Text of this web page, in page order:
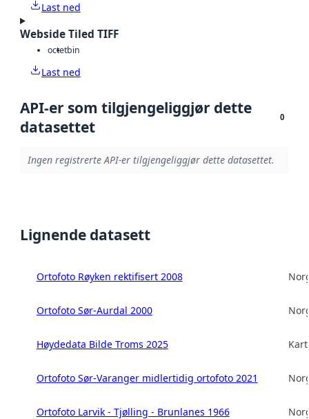
Last ned
Webside Tiled TIFF
octetbin
Last ned
API-er som tilgjengeliggjør dette
datasettet
0
Ingen registrerte API-er tilgjengeliggjør dette datasettet.
Lignende datasett
Ortofoto Røyken rektifisert 2008
Ortofoto Sør-Aurdal 2000
Høydedata Bilde Troms 2025
Ortofoto Sør-Varanger midlertidig ortofoto 2021
Ortofoto Larvik - Tjølling - Brunlanes 1966